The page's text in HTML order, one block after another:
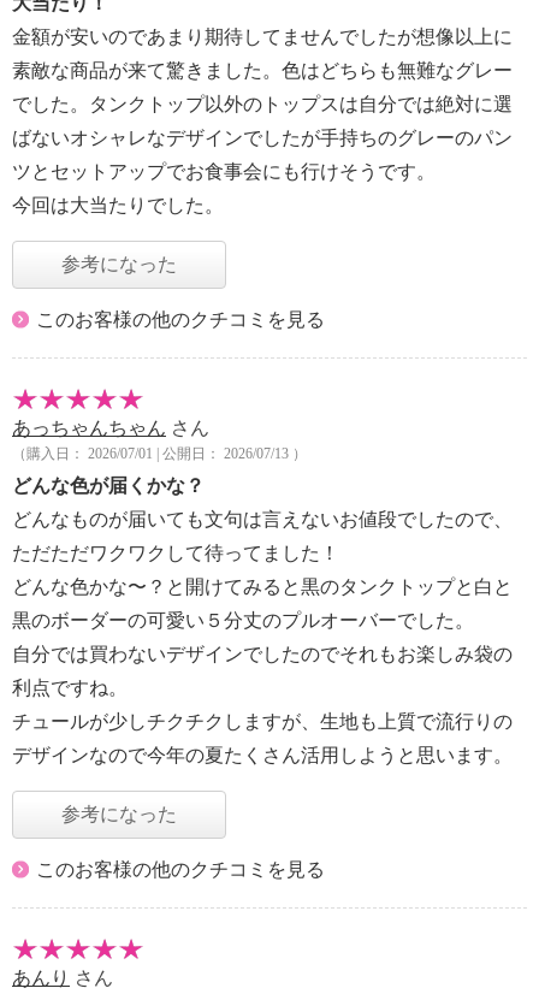
金額が安いのであまり期待してませんでしたが想像以上に
素敵な商品が来て驚きました。色はどちらも無難なグレー
でした。タンクトップ以外のトップスは自分では絶対に選
ばないオシャレなデザインでしたが手持ちのグレーのパン
ツとセットアップでお食事会にも行けそうです。
今回は大当たりでした。
参考になった
このお客様の他のクチコミを見る
あっちゃんちゃん さん
（購入日： 2026/07/01 | 公開日： 2026/07/13 ）
どんな色が届くかな？
どんなものが届いても文句は言えないお値段でしたので、
ただただワクワクして待ってました！
どんな色かな〜？と開けてみると黒のタンクトップと白と
黒のボーダーの可愛い５分丈のプルオーバーでした。
自分では買わないデザインでしたのでそれもお楽しみ袋の
利点ですね。
チュールが少しチクチクしますが、生地も上質で流行りの
デザインなので今年の夏たくさん活用しようと思います。
参考になった
このお客様の他のクチコミを見る
あんり さん